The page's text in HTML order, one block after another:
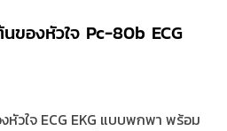
ของหัวใจ Pc-80b ECG
หัวใจ ECG EKG แบบพกพา พร้อม